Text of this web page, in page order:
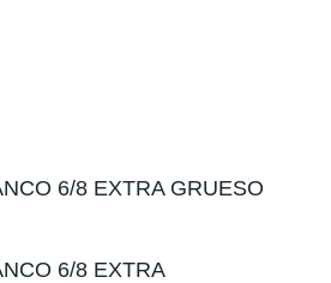
6/8 EXTRA GRUESO
6/8 EXTRA